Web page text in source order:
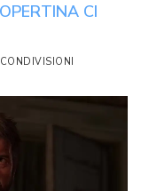
CI